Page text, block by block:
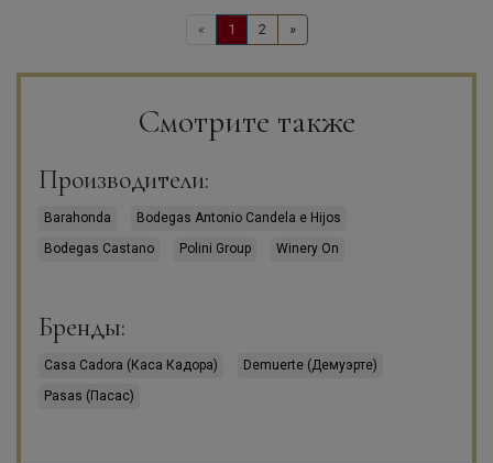
« 1 2 »
Смотрите также
Производители:
Barahonda
Bodegas Antonio Candela e Hijos
Bodegas Castano
Polini Group Winery On
Бренды:
Casa Cadora (Каса Кадора)
Demuerte (Демуэрте)
Pasas (Пасас)